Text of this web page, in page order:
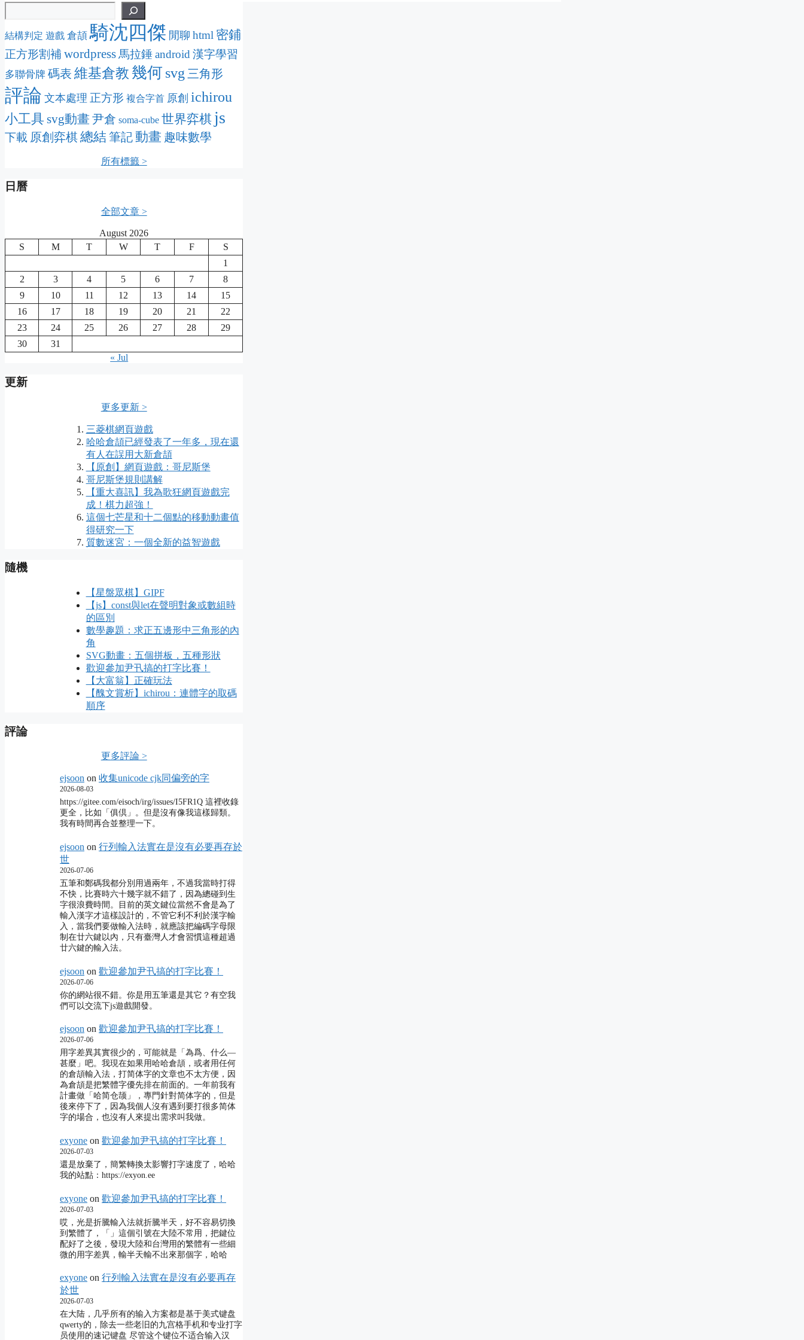
結構判定 遊戲 倉頡 騎沈四傑 閒聊 html 密鋪
正方形割補 wordpress 馬拉錘android 漢字學習
多聯骨牌 碼表 維基倉教 幾何svg 三角形
評論 文本處理 正方形 複合字首 原創 ichirou
小工具 svg動畫 尹倉 soma-cube 世界弈棋 js
下載 原創弈棋總結 筆記動畫 趣味數學
所有標籤 >
日曆
全部文章 >
August 2026
S
M T W T F
S
1
2
3 4 5 6 7
8
9
10 11 12 13 14
15
16
17 18 19 20 21
22
23
24 25 26 27 28
29
30
31
« Jul
更新
更多更新 >
三菱棋網頁遊戲
哈哈倉頡已經發表了一年多，現在還
有人在誤用大新倉頡
【原創】網頁遊戲：哥尼斯堡
哥尼斯堡規則講解
【重大喜訊】我為歌狂網頁遊戲完
成！棋力超強！
這個七芒星和十二個點的移動動畫值
得研究一下
質數迷宮：一個全新的益智遊戲
隨機
【星盤眾棋】GIPF
【js】const與let在聲明對象或數組時
的區別
數學趣題：求正五邊形中三角形的內
角
SVG動畫：五個拼板，五種形狀
歡迎參加尹卂搞的打字比賽！
【大富翁】正確玩法
【醜文賞析】ichirou：連體字的取碼
順序
評論
更多評論 >
ejsoon on 收集unicode cjk同偏旁的字
2026-08-03
https://gitee.com/eisoch/irg/issues/I5FR1Q 這裡收錄
更全，比如「俱倶」。但是沒有像我這樣歸類。
我有時間再合並整理一下。
ejsoon on 行列輸入法實在是沒有必要再存於
世
2026-07-06
五筆和鄭碼我都分別用過兩年，不過我當時打得
不快，比賽時六十幾字就不錯了，因為總碰到生
字很浪費時間。目前的英文鍵位當然不會是為了
輸入漢字才這樣設計的，不管它利不利於漢字輸
入，當我們要做輸入法時，就應該把編碼字母限
制在廿六鍵以內，只有臺灣人才會習慣這種超過
廿六鍵的輸入法。
ejsoon on 歡迎參加尹卂搞的打字比賽！
2026-07-06
你的網站很不錯。你是用五筆還是其它？有空我
們可以交流下js遊戲開發。
ejsoon on 歡迎參加尹卂搞的打字比賽！
2026-07-06
用字差異其實很少的，可能就是「為爲、什么―
甚麼」吧。我現在如果用哈哈倉頡，或者用任何
的倉頡輸入法，打简体字的文章也不太方便，因
為倉頡是把繁體字優先排在前面的。一年前我有
計畫做「哈简仓颉」，專門針對简体字的，但是
後來停下了，因為我個人沒有遇到要打很多简体
字的場合，也沒有人來提出需求叫我做。
exyone on 歡迎參加尹卂搞的打字比賽！
2026-07-03
還是放棄了，簡繁轉換太影響打字速度了，哈哈
我的站點：https://exyon.ee
exyone on 歡迎參加尹卂搞的打字比賽！
2026-07-03
哎，光是折騰輸入法就折騰半天，好不容易切換
到繁體了，「」這個引號在大陸不常用，把鍵位
配好了之後，發現大陸和台灣用的繁體有一些細
微的用字差異，輸半天輸不出來那個字，哈哈
exyone on 行列輸入法實在是沒有必要再存
於世
2026-07-03
在大陆，几乎所有的输入方案都是基于美式键盘
qwerty的，除去一些老旧的九宫格手机和专业打字
员使用的速记键盘 尽管这个键位不适合输入汉